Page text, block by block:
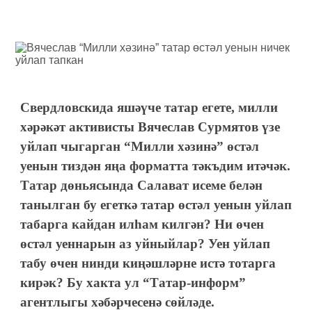
Свердловскида яшәүче татар егете, милли
хәрәкәт активисты Вячеслав Сурмятов үзе
уйлап чыгарган “Милли хәзинә” өстәл
уенын тиздән яңа форматта тәкъдим итәчәк.
Татар дөньясында Салават исеме белән
танылган бу егеткә татар өстәл уенын уйлап
табарга кайдан илһам килгән? Ни өчен
өстәл уеннарын аз уйныйлар? Уен уйлап
табу өчен нинди киңәшләрне истә тотарга
кирәк? Бу хакта ул “Татар-информ”
агентлыгы хәбәрчесенә сөйләде.